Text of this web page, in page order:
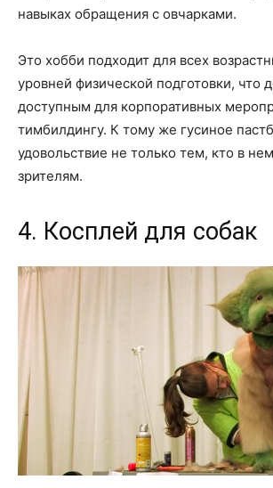
навыках обращения с овчарками.
Это хобби подходит для всех
уровней физической подготовки, что
доступным для корпоративных
тимбилдингу. К тому же гусиное
удовольствие не только тем, кто в
зрителям.
4. Косплей для собак